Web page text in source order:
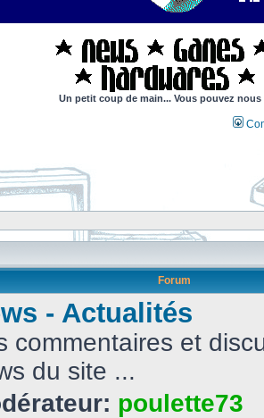
Un petit coup de main... Vous pouvez
Forum
- Actualités
commentaires et
du site ...
poulette73